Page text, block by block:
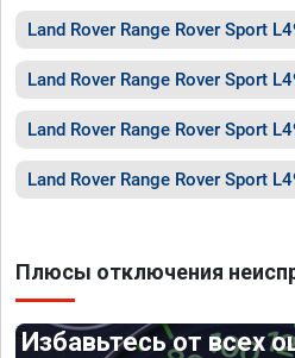
Land Rover Range Rover Sport
Land Rover Range Rover Sport
Land Rover Range Rover Sport
Land Rover Range Rover Sport
Плюсы отключения
Избавьтесь от всех